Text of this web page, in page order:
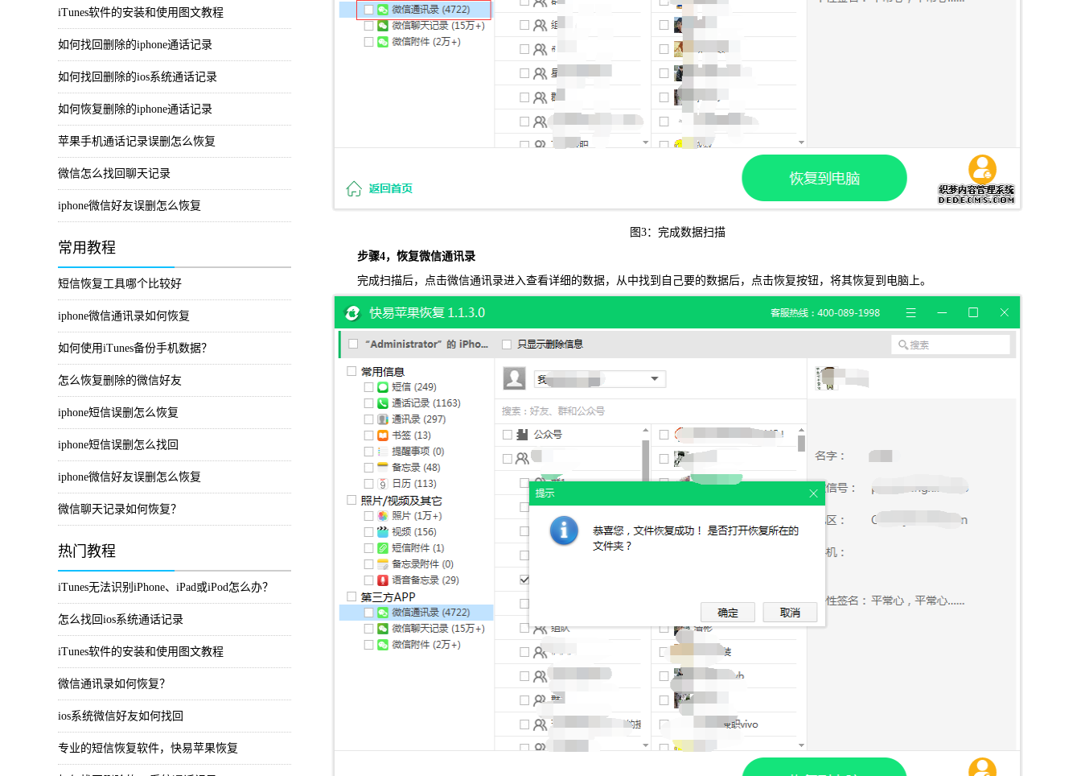
iTunes软件的安装和使用图文教程
如何找回删除的iphone通话记录
如何找回删除的ios系统通话记录
如何恢复删除的iphone通话记录
苹果手机通话记录误删怎么恢复
微信怎么找回聊天记录
iphone微信好友误删怎么恢复
常用教程
短信恢复工具哪个比较好
iphone微信通讯录如何恢复
如何使用iTunes备份手机数据？
怎么恢复删除的微信好友
iphone短信误删怎么恢复
iphone短信误删怎么找回
iphone微信好友误删怎么恢复
微信聊天记录如何恢复？
热门教程
iTunes无法识别iPhone、iPad或iPod怎么办？
怎么找回ios系统通话记录
iTunes软件的安装和使用图文教程
微信通讯录如何恢复？
ios系统微信好友如何找回
专业的短信恢复软件，快易苹果恢复
图3：完成数据扫描
步骤4，恢复微信通讯录
完成扫描后，点击微信通讯录进入查看详细的数据，从中找到自己要的数据后，点击恢复按钮，将其恢复到电脑上。